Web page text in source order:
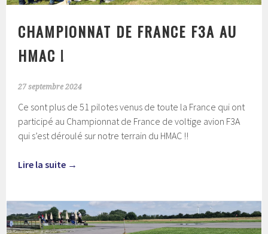
CHAMPIONNAT DE FRANCE F3A AU
HMAC !
27 septembre 2024
Ce sont plus de 51 pilotes venus de toute la France qui ont
participé au Championnat de France de voltige avion F3A
qui s’est déroulé sur notre terrain du HMAC !!
Lire la suite →